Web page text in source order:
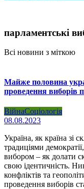
парламентські
Всі новини з міткою
Майже половина
проведення виборів
ВійнаСоціологія
08.08.2023
Україна, як країна зі
традиціями
вибором – як долати
свою ідентичність.
конфліктів та
проведення виборів